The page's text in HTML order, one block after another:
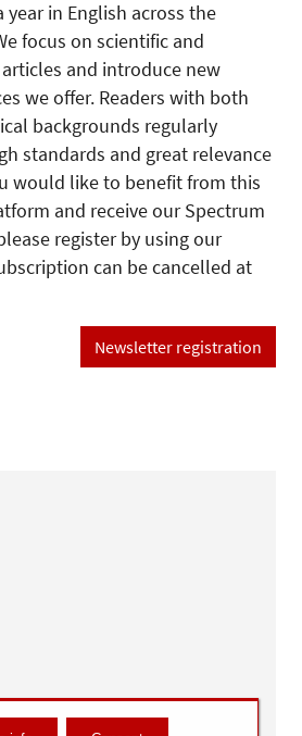
year in English across the
focus on scientific and
and introduce new
we offer. Readers with both
backgrounds regularly
standards and great relevance
would like to benefit from this
and receive our Spectrum
register by using our
can be cancelled at
Newsletter registration